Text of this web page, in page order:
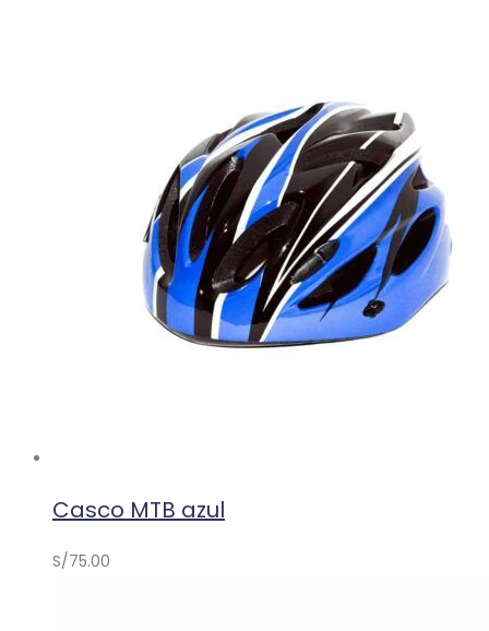
Casco MTB azul
S/75.00